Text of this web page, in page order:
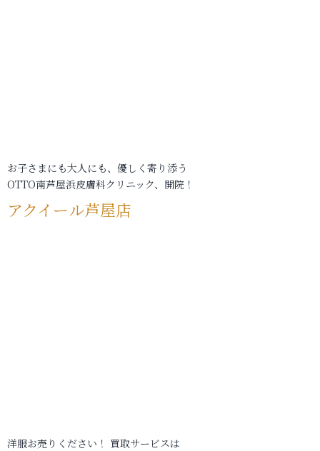
お子さまにも大人にも、優しく寄り添う
OTTO南芦屋浜皮膚科クリニック、開院！
アクイール芦屋店
洋服お売りください！ 買取サービスは